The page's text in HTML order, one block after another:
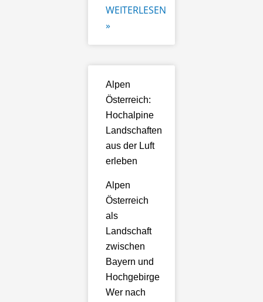
WEITERLESEN
»
Alpen
Österreich:
Hochalpine
Landschaften
aus der Luft
erleben
Alpen
Österreich
als
Landschaft
zwischen
Bayern und
Hochgebirge
Wer nach